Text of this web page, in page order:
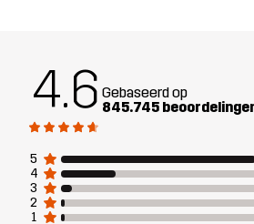
4.6 Gebaseerd op
845.745
5
4
3
2
1